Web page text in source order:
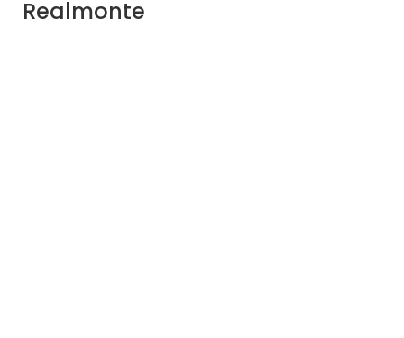
Realmonte